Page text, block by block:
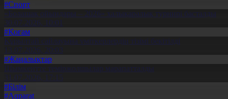
#Спорт
«Болашақ ойындары – 2026» халықаралық турнирі басталды
30.07.2026, 10:01
#Қоғам
Құрылтай сайлауына үміткерлердің тізімі бекітілді
13.07.2026, 20:03
#Жаңалықтар
Шымкентте теміржолшылар марапатталды
31.07.2026, 17:15
#Білім
#Aqparat